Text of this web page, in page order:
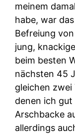
meinem
habe, war
Befreiung
jung,
beim besten
nächsten 45
gleichen
denen ich gut
Arschbacke
allerdings